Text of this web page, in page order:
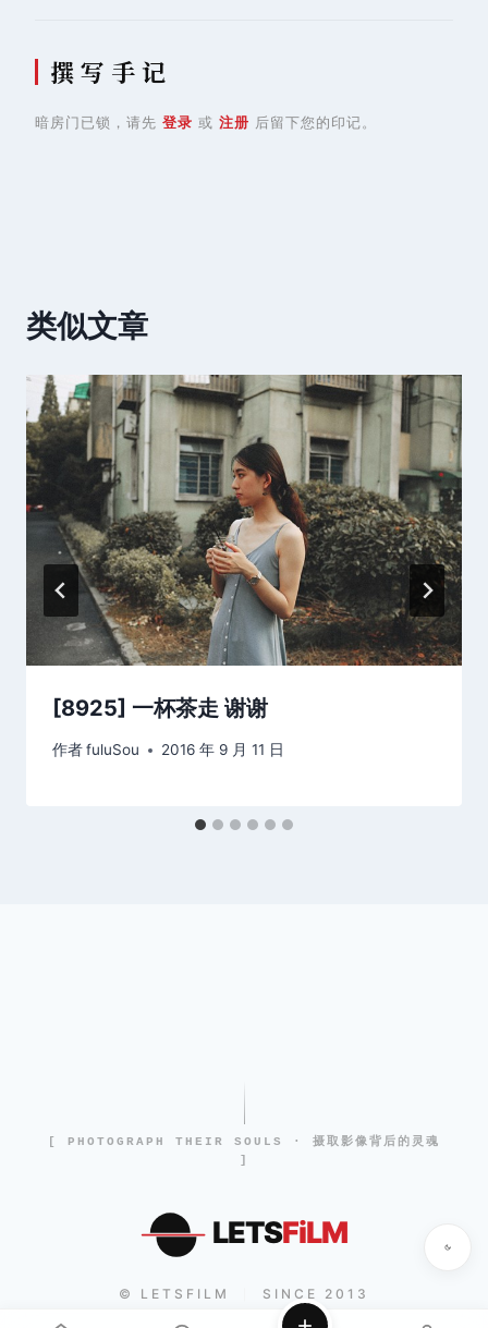
撰 写 手 记
暗房门已锁，请先 登录 或 注册 后留下您的印记。
类似文章
[8925] 一杯茶走 谢谢
作者fuluSou 2016 年 9 月 11 日
[ PHOTOGRAPH THEIR SOULS · 摄取影像背后的灵魂
]
LETSFiLM
© LETSFILM SINCE 2013